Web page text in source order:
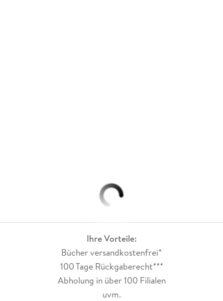
Ihre Vorteile:
Bücher versandkostenfrei*
100 Tage Rückgaberecht***
Abholung in über 100 Filialen
uvm.